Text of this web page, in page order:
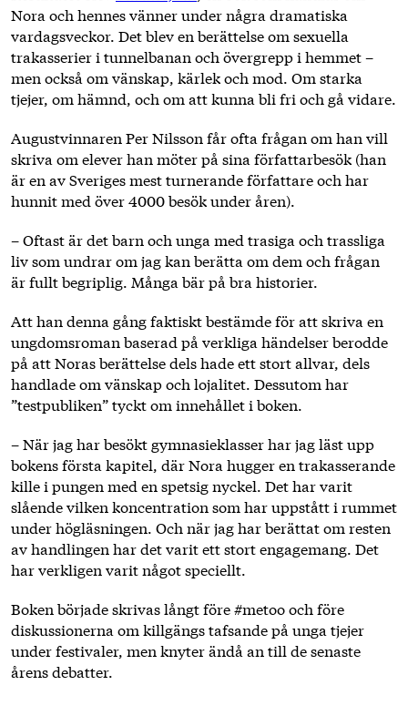
Nora och hennes vänner under några dramatiska
vardagsveckor. Det blev en berättelse om sexuella
trakasserier i tunnelbanan och övergrepp i hemmet –
men också om vänskap, kärlek och mod. Om starka
tjejer, om hämnd, och om att kunna bli fri och gå vidare.
Augustvinnaren Per Nilsson får ofta frågan om han vill
skriva om elever han möter på sina författarbesök (han
är en av Sveriges mest turnerande författare och har
hunnit med över 4000 besök under åren).
– Oftast är det barn och unga med trasiga och trassliga
liv som undrar om jag kan berätta om dem och frågan
är fullt begriplig. Många bär på bra historier.
Att han denna gång faktiskt bestämde för att skriva en
ungdomsroman baserad på verkliga händelser berodde
på att Noras berättelse dels hade ett stort allvar, dels
handlade om vänskap och lojalitet. Dessutom har
”testpubliken” tyckt om innehållet i boken.
– När jag har besökt gymnasieklasser har jag läst upp
bokens första kapitel, där Nora hugger en trakasserande
kille i pungen med en spetsig nyckel. Det har varit
slående vilken koncentration som har uppstått i rummet
under högläsningen. Och när jag har berättat om resten
av handlingen har det varit ett stort engagemang. Det
har verkligen varit något speciellt.
Boken började skrivas långt före #metoo och före
diskussionerna om killgängs tafsande på unga tjejer
under festivaler, men knyter ändå an till de senaste
årens debatter.